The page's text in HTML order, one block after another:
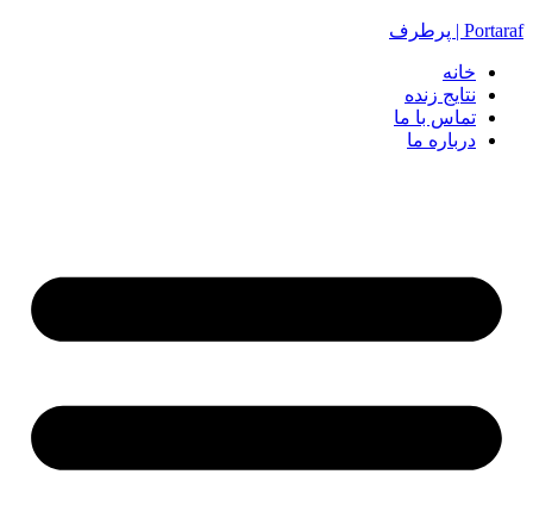
Portaraf | پرطرف
خانه
نتایج زنده
تماس با ما
درباره ما